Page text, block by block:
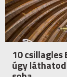
10 csillagles
úgy